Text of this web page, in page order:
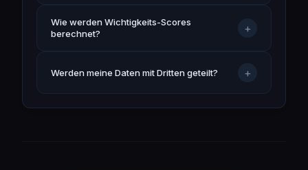
Wie werden Wichtigkeits-Scores
berechnet?
+
Werden meine Daten mit Dritten geteilt? +